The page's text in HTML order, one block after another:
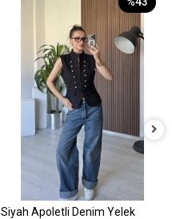
Siyah Apoletli Denim Yelek